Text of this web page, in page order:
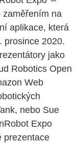
na
aplikace, která
prosince 2020.
jako
Robotics Open
Web
nebo Sue
Expo
prezentace